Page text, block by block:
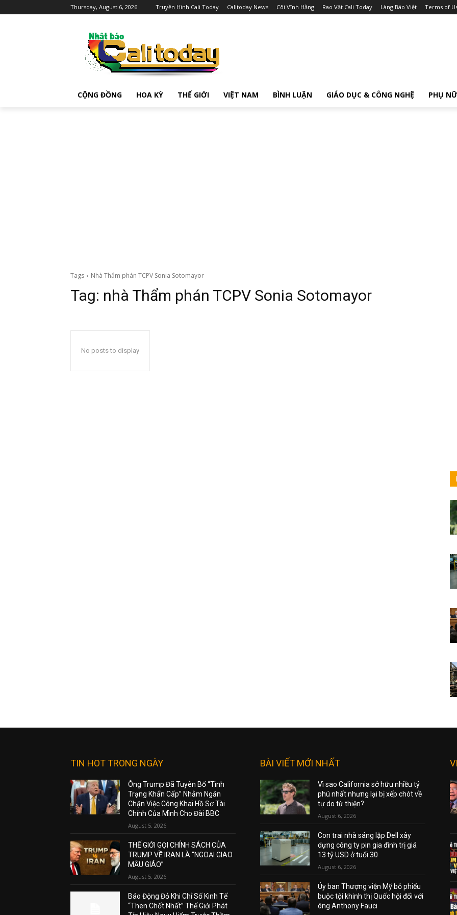
Thursday, August 6, 2026 Truyền Hình Cali Today Calitoday News Cõi Vĩnh Hằng Rao Vặt Cali Today Làng Báo Việt Terms of
CỘNG ĐỒNG HOA KỲ THẾ GIỚI VIỆT NAM BÌNH LUẬN GIÁO DỤC & CÔNG NGHỆ PHỤ NỮ
Tags Nhà Thẩm phán TCPV Sonia Sotomayor
Tag: nhà Thẩm phán TCPV Sonia Sotomayor
No posts to display
TIN HOT TRONG NGÀY
Ông Trump Đã Tuyên Bố “Tình
Trạng Khẩn Cấp” Nhằm Ngăn
Chặn Việc Công Khai Hồ Sơ Tài
Chính Của Mình Cho Đài BBC
August 5, 2026
THẾ GIỚI GỌI CHÍNH SÁCH CỦA
TRUMP VỀ IRAN LÀ “NGOẠI GIAO
MẪU GIÁO”
August 5, 2026
Báo Động Đỏ Khi Chỉ Số Kinh Tế
“Then Chốt Nhất” Thế Giới Phát
BÀI VIẾT MỚI NHẤT
Vì sao California sở hữu nhiều tỷ
phú nhất nhưng lại bị xếp chót về
tự do từ thiện?
August 6, 2026
Con trai nhà sáng lập Dell xây
dựng công ty pin gia đình trị giá
13 tỷ USD ở tuổi 30
August 6, 2026
Ủy ban Thượng viện Mỹ bỏ phiếu
buộc tội khinh thị Quốc hội đối với
ông Anthony Fauci